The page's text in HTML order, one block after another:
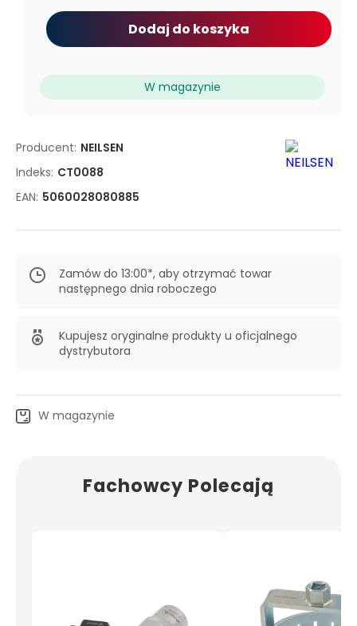
Producent: NEILSEN
Indeks: CT0088
EAN: 5060028080885
Zamów do 13:00*, aby otrzymać towar
następnego dnia roboczego
Kupujesz oryginalne produkty u oficjalnego
dystrybutora
W magazynie
Dodaj do koszyka
W magazynie
Fachowcy Polecają